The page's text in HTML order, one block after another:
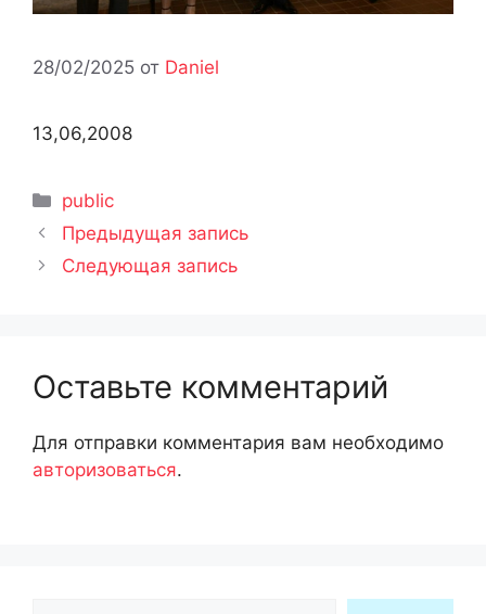
28/02/2025 от Daniel
13,06,2008
Рубрики
public
Предыдущая запись
Следующая запись
Оставьте комментарий
Для отправки комментария вам необходимо
авторизоваться.